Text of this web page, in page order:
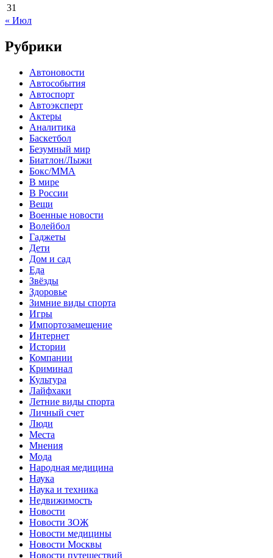
31
« Июл
Рубрики
Автоновости
Автособытия
Автоспорт
Автоэксперт
Актеры
Аналитика
Баскетбол
Безумный мир
Биатлон/Лыжи
Бокс/MMA
В мире
В России
Вещи
Военные новости
Волейбол
Гаджеты
Дети
Дом и сад
Еда
Звёзды
Здоровье
Зимние виды спорта
Игры
Импортозамещение
Интернет
Истории
Компании
Криминал
Культура
Лайфхаки
Летние виды спорта
Личный счет
Люди
Места
Мнения
Мода
Народная медицина
Наука
Наука и техника
Недвижимость
Новости
Новости ЗОЖ
Новости медицины
Новости Москвы
Новости путешествий